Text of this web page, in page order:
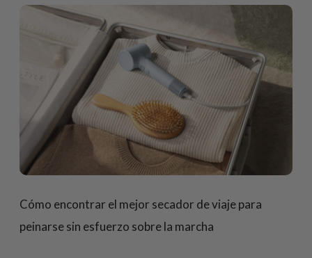
Cómo encontrar el mejor secador de viaje para
peinarse sin esfuerzo sobre la marcha